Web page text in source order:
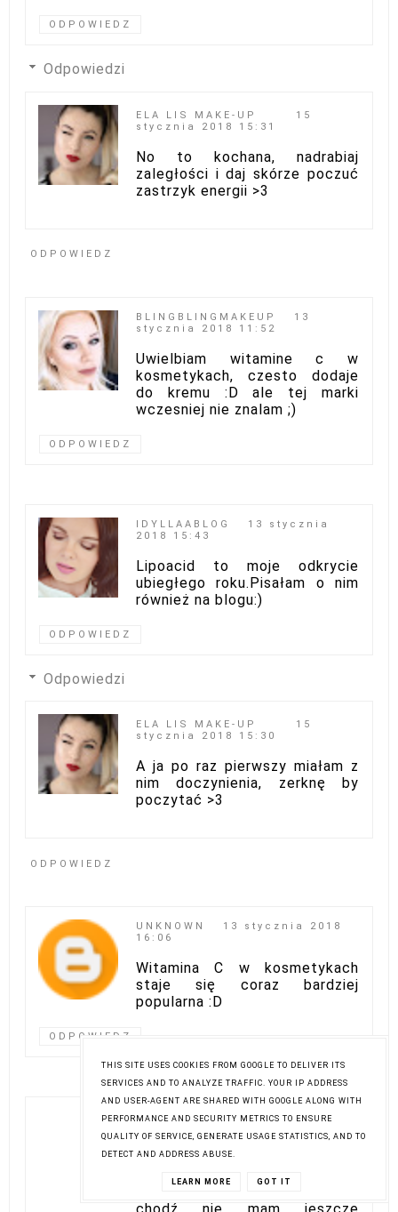
ODPOWIEDZ
Odpowiedzi
ELA LIS MAKE-UP
15
stycznia 2018 15:31
No to kochana, nadrabiaj
zaległości i daj skórze poczuć
zastrzyk energii >3
ODPOWIEDZ
BLINGBLINGMAKEUP
13
stycznia 2018 11:52
Uwielbiam witamine c w
kosmetykach, czesto dodaje
do kremu :D ale tej marki
wczesniej nie znalam ;)
ODPOWIEDZ
IDYLLAABLOG
13 stycznia
2018 15:43
Lipoacid to moje odkrycie
ubiegłego roku.Pisałam o nim
również na blogu:)
ODPOWIEDZ
Odpowiedzi
ELA LIS MAKE-UP
15
stycznia 2018 15:30
A ja po raz pierwszy miałam z
nim doczynienia, zerknę by
poczytać >3
ODPOWIEDZ
UNKNOWN
13 stycznia 2018
16:06
Witamina C w kosmetykach
staje się coraz bardziej
popularna :D
ODPOWIEDZ
ANONIMOWY
13 stycznia 2018
Zarówno kosmetyki z wit. C jak
i krem przydałyby mi się do
THIS SITE USES COOKIES FROM GOOGLE TO DELIVER ITS
SERVICES AND TO ANALYZE TRAFFIC. YOUR IP ADDRESS
AND USER-AGENT ARE SHARED WITH GOOGLE ALONG WITH
PERFORMANCE AND SECURITY METRICS TO ENSURE
QUALITY OF SERVICE, GENERATE USAGE STATISTICS, AND TO
DETECT AND ADDRESS ABUSE.
LEARN MORE GOT IT